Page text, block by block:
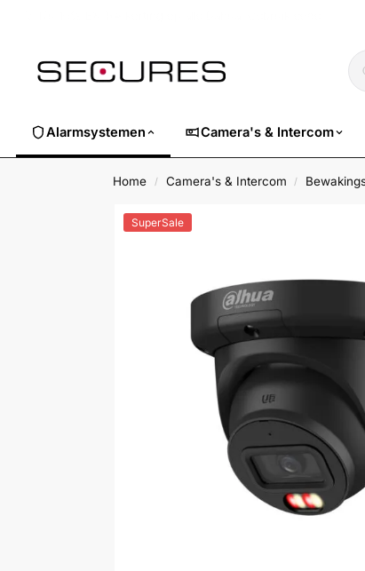
Alarmsystemen Camera's & Intercom
Home / Camera's & Intercom /
SuperSale